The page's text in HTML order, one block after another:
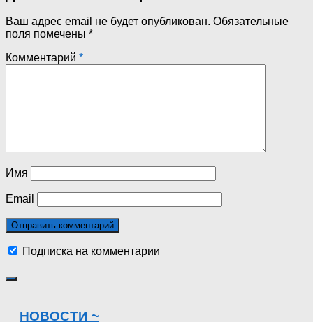
Ваш адрес email не будет опубликован. Обязательные
поля помечены *
Комментарий *
Имя
Email
Подписка на комментарии
НОВОСТИ ~